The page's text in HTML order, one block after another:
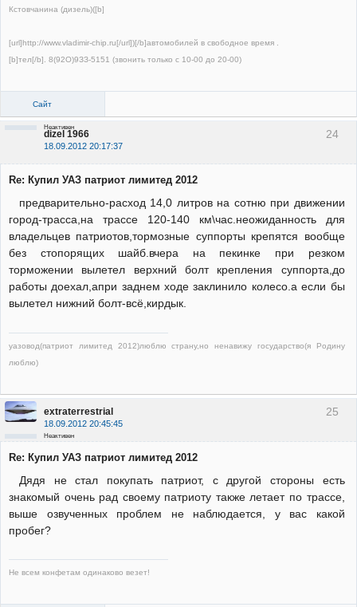
Кстовчанина (дизель)([b]
[url]http://www.vladimir-chip.ru[/url])[/b]автомобилей в свободное время .
[b]тел[/b]. 8(92О)9ЗЗ-5151 (звонить только с 10-00 до 20-00)
Сайт
24
dizel 1966
18.09.2012 20:17:37
Неактивен
Re: Купил УАЗ патриот лимитед 2012
предварительно-расход 14,0 литров на сотню при движении
город-трасса,на трассе 120-140 км\час.неожиданность для
владельцев патриотов,тормозные суппорты крепятся вообще
без стопорящих шайб.вчера на пекинке при резком
торможении вылетел верхний болт крепления суппорта,до
работы доехал,апри заднем ходе заклинило колесо.а если бы
вылетел нижний болт-всё,кирдык.
уазовод(патриот лимитед 2012)люблю страну,но ненавижу государство(я Родину
люблю)
25
extraterrestrial
18.09.2012 20:45:45
Неактивен
Re: Купил УАЗ патриот лимитед 2012
Дядя не стал покупать патриот, с другой стороны есть
знакомый очень рад своему патриоту также летает по трассе,
выше озвученных проблем не наблюдается, у вас какой
пробег?
Не всем конфетам одинаково везет!